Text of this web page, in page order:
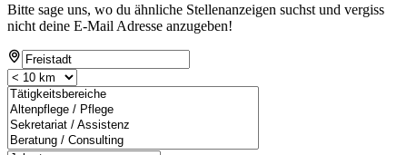
Bitte sage uns, wo du ähnliche Stellenanzeigen suchst und vergiss
nicht deine E-Mail Adresse anzugeben!